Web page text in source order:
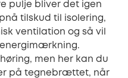
pulje bliver det igen
tilskud til isolering,
ventilation og så vil
men her kan du
på tegnebrættet, når